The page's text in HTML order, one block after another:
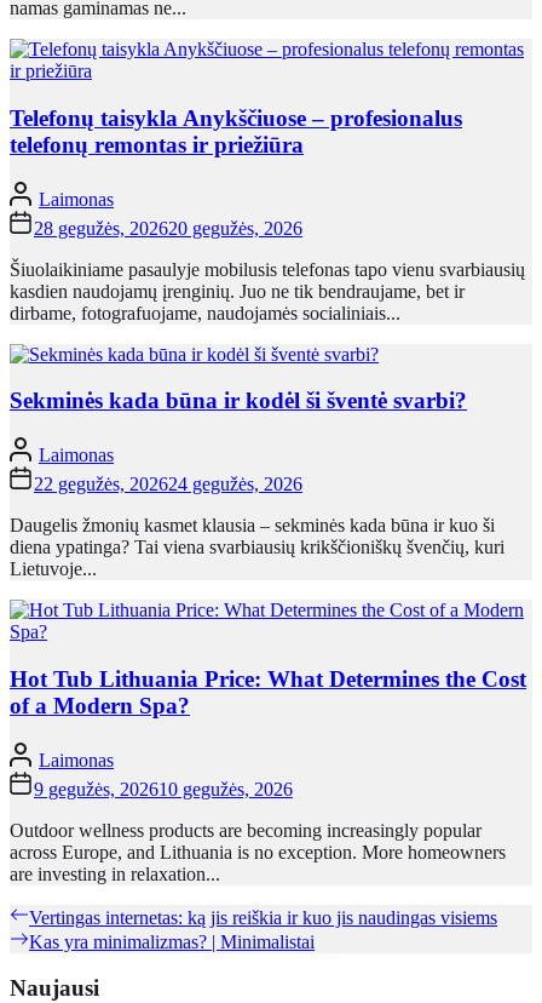
namas gaminamas ne...
Telefonų taisykla Anykščiuose – profesionalus
telefonų remontas ir priežiūra
Laimonas
28 gegužės, 202620 gegužės, 2026
Šiuolaikiniame pasaulyje mobilusis telefonas tapo vienu svarbiausių
kasdien naudojamų įrenginių. Juo ne tik bendraujame, bet ir
dirbame, fotografuojame, naudojamės socialiniais...
Sekminės kada būna ir kodėl ši šventė svarbi?
Laimonas
22 gegužės, 202624 gegužės, 2026
Daugelis žmonių kasmet klausia – sekminės kada būna ir kuo ši
diena ypatinga? Tai viena svarbiausių krikščioniškų švenčių, kuri
Lietuvoje...
Hot Tub Lithuania Price: What Determines the Cost
of a Modern Spa?
Laimonas
9 gegužės, 202610 gegužės, 2026
Outdoor wellness products are becoming increasingly popular
across Europe, and Lithuania is no exception. More homeowners
are investing in relaxation...
Navigacija
tarp
įrašų
Previous
post:
Vertingas internetas: ką jis reiškia ir kuo jis naudingas visiems
Next
Kas yra minimalizmas? | Minimalistai
Naujausi